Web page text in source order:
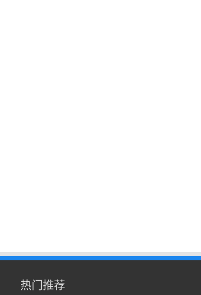
热门推荐